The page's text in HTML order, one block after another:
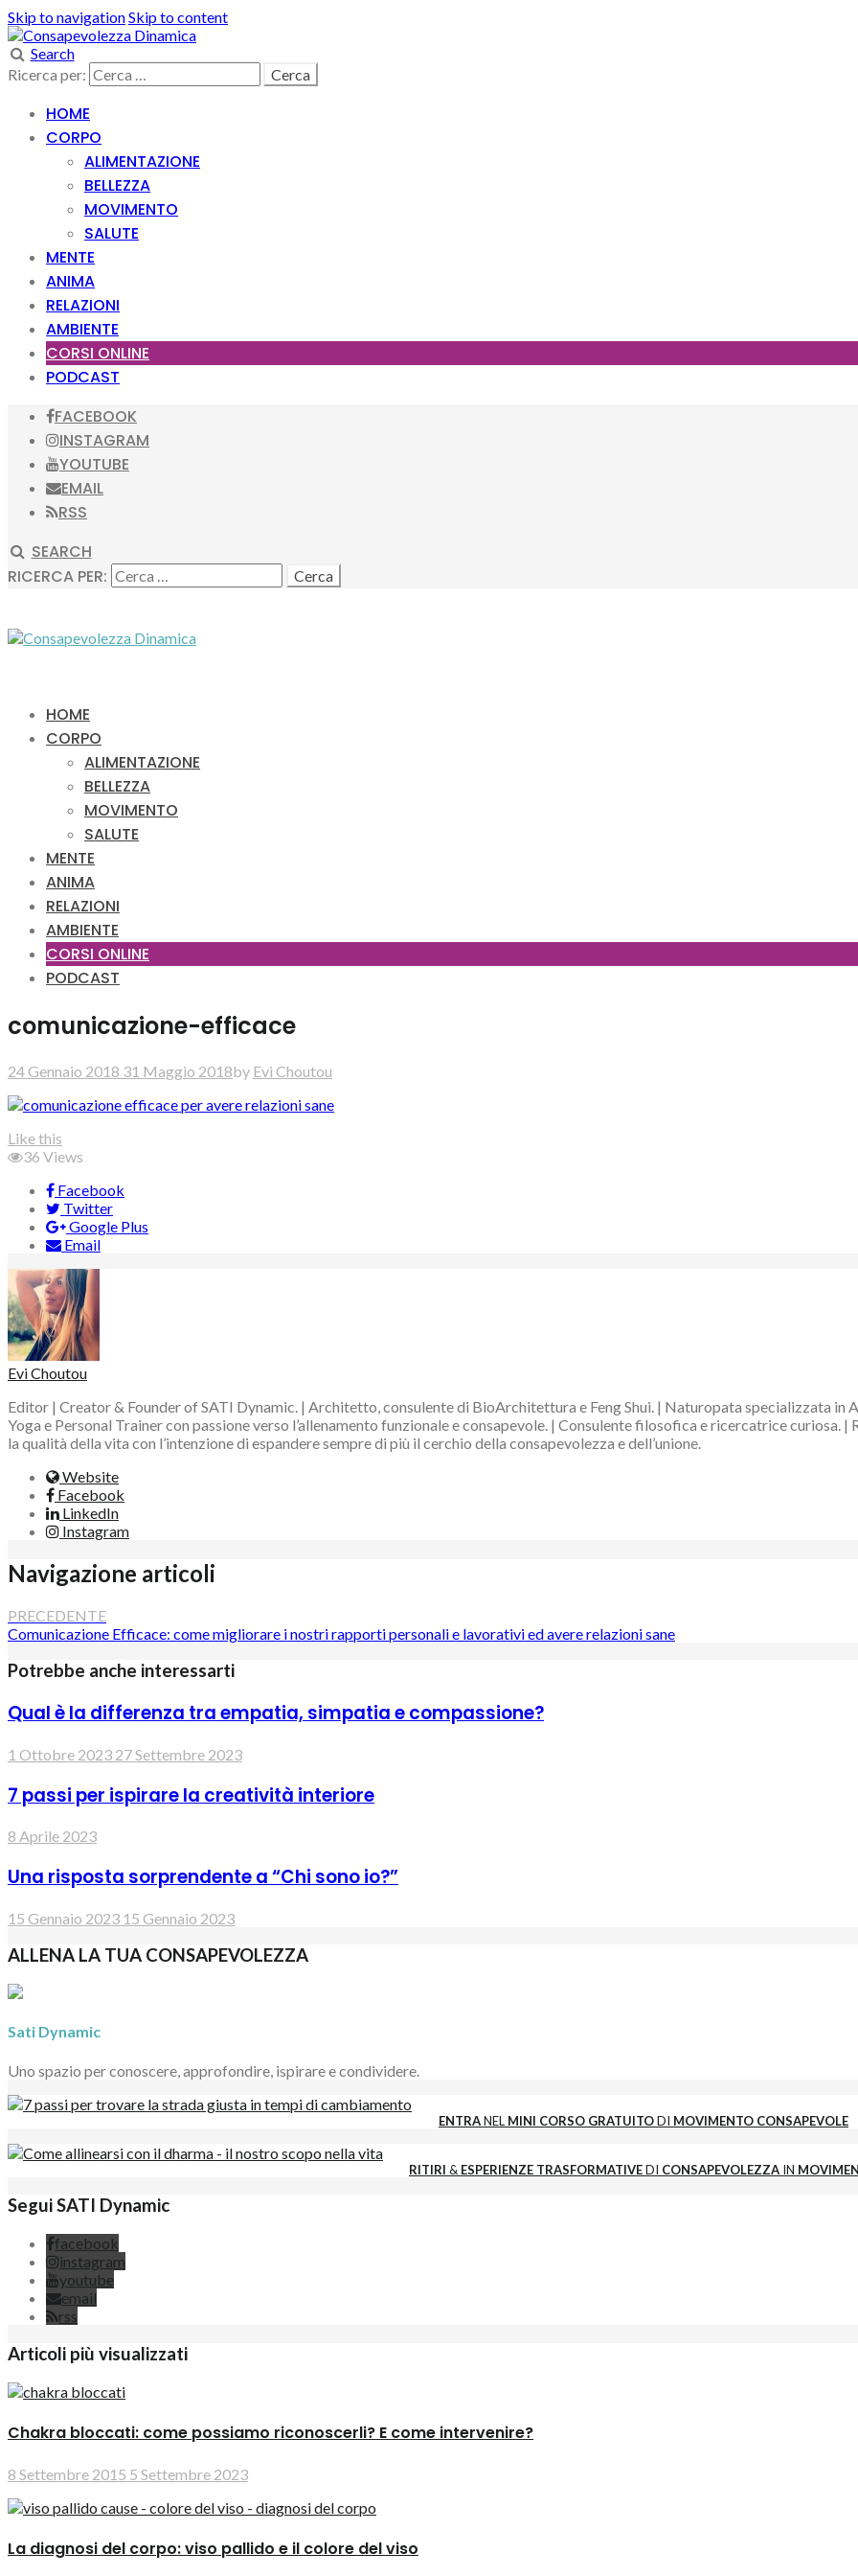
Skip to navigationSkip to content
Search
Ricerca per:
HOME
CORPO
ALIMENTAZIONE
BELLEZZA
MOVIMENTO
SALUTE
MENTE
ANIMA
RELAZIONI
AMBIENTE
CORSI ONLINE
PODCAST
FACEBOOK
INSTAGRAM
YOUTUBE
EMAIL
RSS
SEARCH
RICERCA PER:
HOME
CORPO
ALIMENTAZIONE
BELLEZZA
MOVIMENTO
SALUTE
MENTE
ANIMA
RELAZIONI
AMBIENTE
CORSI ONLINE
PODCAST
comunicazione-efficace
24 Gennaio 2018 31 Maggio 2018by Evi Choutou
Like this
36 Views
Facebook
Twitter
Google Plus
Email
Evi Choutou
Editor | Creator & Founder of SATI Dynamic. | Architetto, consulente di BioArchitettura e Feng Shui. | Naturopata specializzata in
Yoga e Personal Trainer con passione verso l’allenamento funzionale e consapevole. | Consulente filosofica e ricercatrice curiosa.
la qualità della vita con l’intenzione di espandere sempre di più il cerchio della consapevolezza e dell’unione.
Website
Facebook
LinkedIn
Instagram
Navigazione articoli
PRECEDENTE
Comunicazione Efficace: come migliorare i nostri rapporti personali e lavorativi ed avere relazioni sane
Potrebbe anche interessarti
Qual è la differenza tra empatia, simpatia e compassione?
1 Ottobre 2023 27 Settembre 2023
7 passi per ispirare la creatività interiore
8 Aprile 2023
Una risposta sorprendente a “Chi sono io?”
15 Gennaio 2023 15 Gennaio 2023
ALLENA LA TUA CONSAPEVOLEZZA
Sati Dynamic
Uno spazio per conoscere, approfondire, ispirare e condividere.
ENTRANEL MINI CORSO GRATUITODI MOVIMENTO CONSAPEVOLE
RITIRI & ESPERIENZE TRASFORMATIVEDI CONSAPEVOLEZZA IN
Segui SATI Dynamic
facebook
instagram
youtube
email
rss
Articoli più visualizzati
Chakra bloccati: come possiamo riconoscerli? E come intervenire?
8 Settembre 2015 5 Settembre 2023
La diagnosi del corpo: viso pallido e il colore del viso